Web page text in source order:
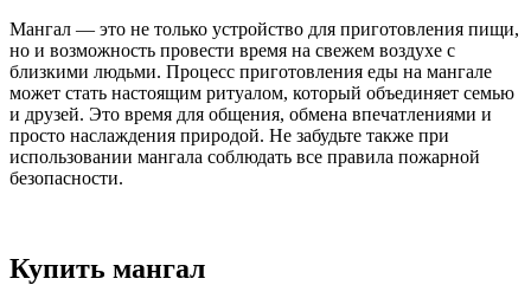
Мангал — это не только устройство для приготовления пищи,
но и возможность провести время на свежем воздухе с
близкими людьми. Процесс приготовления еды на мангале
может стать настоящим ритуалом, который объединяет семью
и друзей. Это время для общения, обмена впечатлениями и
просто наслаждения природой. Не забудьте также при
использовании мангала соблюдать все правила пожарной
безопасности.
Купить мангал